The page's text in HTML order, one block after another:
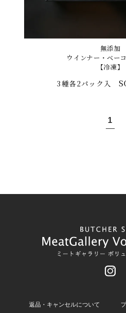
無添加
ウインナー・ベー
【冷凍】
3種各2パック入
1
返品・キャンセルについて